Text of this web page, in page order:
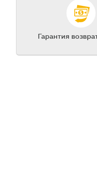
Гарантия